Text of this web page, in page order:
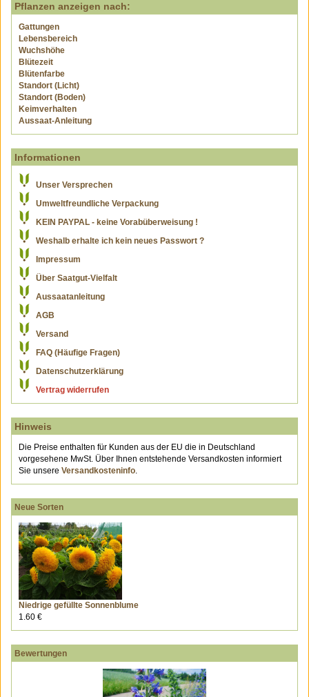
Pflanzen anzeigen nach:
Gattungen
Lebensbereich
Wuchshöhe
Blütezeit
Blütenfarbe
Standort (Licht)
Standort (Boden)
Keimverhalten
Aussaat-Anleitung
Informationen
Unser Versprechen
Umweltfreundliche Verpackung
KEIN PAYPAL - keine Vorabüberweisung !
Weshalb erhalte ich kein neues Passwort ?
Impressum
Über Saatgut-Vielfalt
Aussaatanleitung
AGB
Versand
FAQ (Häufige Fragen)
Datenschutzerklärung
Vertrag widerrufen
Hinweis
Die Preise enthalten für Kunden aus der EU die in Deutschland
vorgesehene MwSt. Über Ihnen entstehende Versandkosten informiert
Sie unsere Versandkosteninfo.
Neue Sorten
Niedrige gefüllte Sonnenblume
1.60 €
Bewertungen